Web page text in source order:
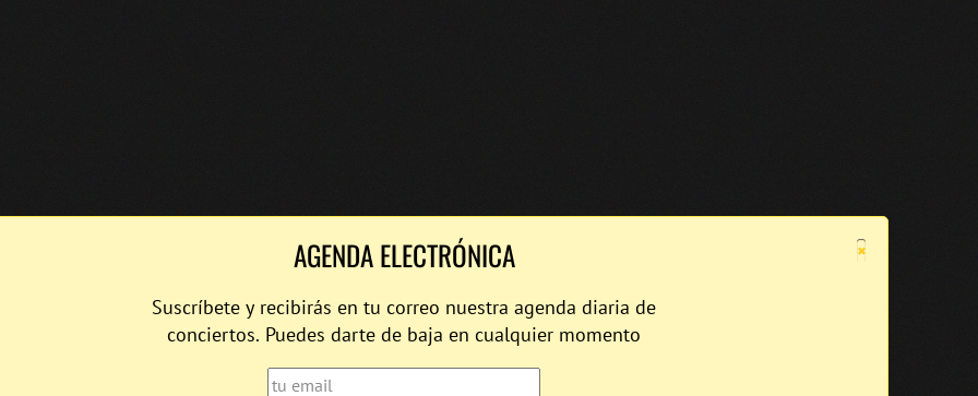
×
AGENDA ELECTRÓNICA
Suscríbete y recibirás en tu correo nuestra agenda diaria de
conciertos. Puedes darte de baja en cualquier momento